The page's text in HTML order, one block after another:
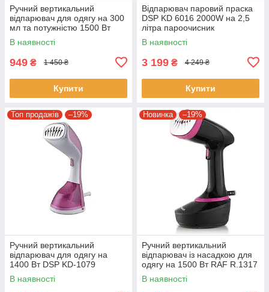
Ручний вертикальний
відпарювач для одягу на 300
мл та потужністю 1500 Вт
BITEK BT-1214 Білий
В наявності
949 ₴ 1 450 ₴
Купити
Відпарювач паровий праска
DSP KD 6016 2000W на 2,5
літра пароочисник
електричний
В наявності
3 199 ₴ 4 249 ₴
Купити
Топ продажів –19%
Ручний вертикальний
відпарювач для одягу на
1400 Вт DSP KD-1079
Рожевий
В наявності
Новинка –19%
Ручний вертикальний
відпарювач із насадкою для
одягу на 1500 Вт RAF R.1317
Чорний Електричний
відпарювач
В наявності